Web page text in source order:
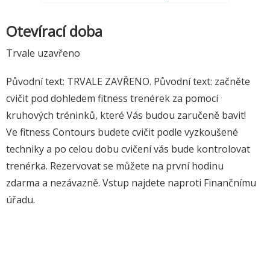
Otevírací doba
Trvale uzavřeno
Původní text: TRVALE ZAVŘENO. Původní text: začněte
cvičit pod dohledem fitness trenérek za pomocí
kruhových tréninků, které Vás budou zaručeně bavit!
Ve fitness Contours budete cvičit podle vyzkoušené
techniky a po celou dobu cvičení vás bude kontrolovat
trenérka. Rezervovat se můžete na první hodinu
zdarma a nezávazně. Vstup najdete naproti Finančnímu
úřadu.